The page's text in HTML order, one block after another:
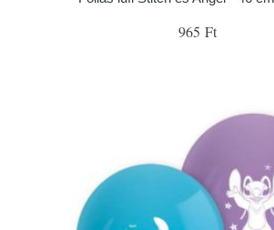
965 Ft